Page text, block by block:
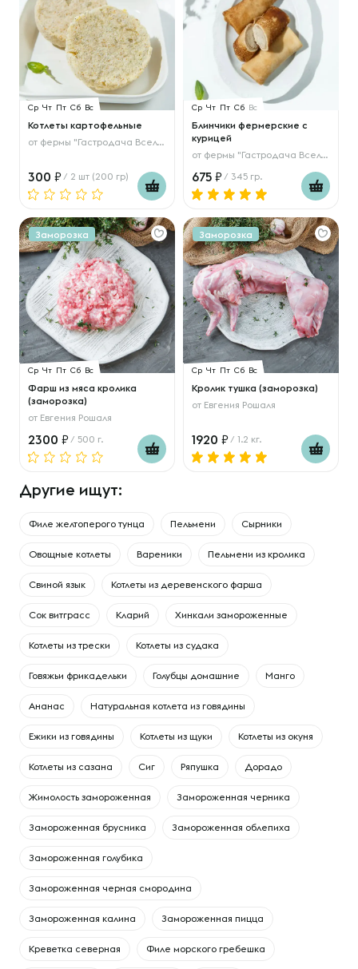
Ср Чт Пт Сб Вс
Котлеты картофельные
от фермы "Гастродача Вселуг"
300 / 2 шт (200 гр)
Ср Чт Пт Сб Вс
Блинчики фермерские с
курицей
от фермы "Гастродача Вселуг"
675 / 345 гр.
Заморозка
Ср Чт Пт Сб Вс
Фарш из мяса кролика
(заморозка)
от Евгения Рошаля
2300 / 500 г.
Заморозка
Ср Чт Пт Сб Вс
Кролик тушка (заморозка)
от Евгения Рошаля
1920 / 1.2 кг.
Другие ищут:
Филе желтоперого тунца Пельмени Сырники
Овощные котлеты Вареники Пельмени из кролика
Свиной язык Котлеты из деревенского фарша
Сок витграсс Кларий Хинкали замороженные
Котлеты из трески Котлеты из судака
Говяжьи фрикадельки Голубцы домашние Манго
Ананас Натуральная котлета из говядины
Ежики из говядины Котлеты из щуки Котлеты из окуня
Котлеты из сазана Сиг Ряпушка Дорадо
Жимолость замороженная Замороженная черника
Замороженная брусника Замороженная облепиха
Замороженная голубика
Замороженная черная смородина
Замороженная калина Замороженная пицца
Креветка северная Филе морского гребешка